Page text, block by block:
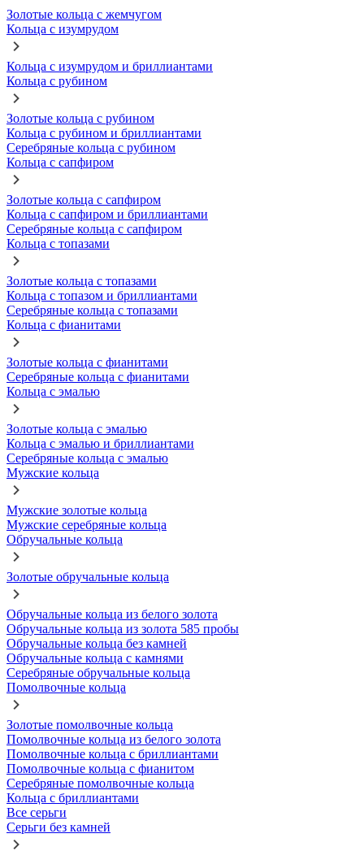
Золотые кольца с жемчугом
Кольца с изумрудом
Кольца с изумрудом и бриллиантами
Кольца с рубином
Золотые кольца с рубином
Кольца с рубином и бриллиантами
Серебряные кольца с рубином
Кольца с сапфиром
Золотые кольца с сапфиром
Кольца с сапфиром и бриллиантами
Серебряные кольца с сапфиром
Кольца с топазами
Золотые кольца с топазами
Кольца с топазом и бриллиантами
Серебряные кольца с топазами
Кольца с фианитами
Золотые кольца с фианитами
Серебряные кольца с фианитами
Кольца с эмалью
Золотые кольца с эмалью
Кольца с эмалью и бриллиантами
Серебряные кольца с эмалью
Мужские кольца
Мужские золотые кольца
Мужские серебряные кольца
Обручальные кольца
Золотые обручальные кольца
Обручальные кольца из белого золота
Обручальные кольца из золота 585 пробы
Обручальные кольца без камней
Обручальные кольца с камнями
Серебряные обручальные кольца
Помолвочные кольца
Золотые помолвочные кольца
Помолвочные кольца из белого золота
Помолвочные кольца с бриллиантами
Помолвочные кольца с фианитом
Серебряные помолвочные кольца
Кольца с бриллиантами
Все серьги
Серьги без камней